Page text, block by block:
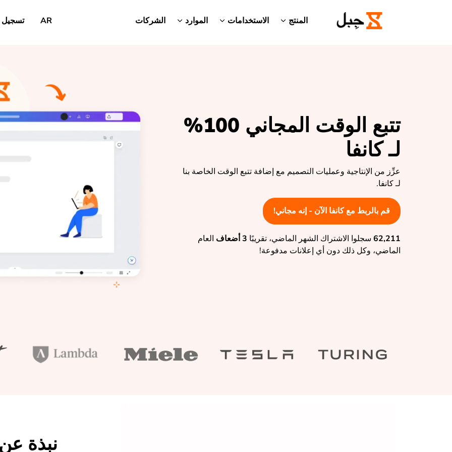
المنتج الاستخدامات الموارد الشركات AR تسجيل
تتبع الوقت المجاني 100%
لـ كانفا
عزِّز من الإنتاجية وعمليات التصميم مع إضافة تتبع الوقت الخاصة بنا
لـ كانفا.
قم بالربط مع كانفا الآن - إنه مجاني!
62,211 سجلوا الاشتراك الشهر الماضي، تقريبًا 3 أضعاف
العام
الماضي، وكل ذلك دون أي إعلانات مدفوعة!
نبذة